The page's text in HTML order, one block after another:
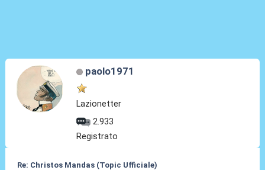
paolo1971
Lazionetter
2.933
Registrato
Re: Christos Mandas (Topic Ufficiale)